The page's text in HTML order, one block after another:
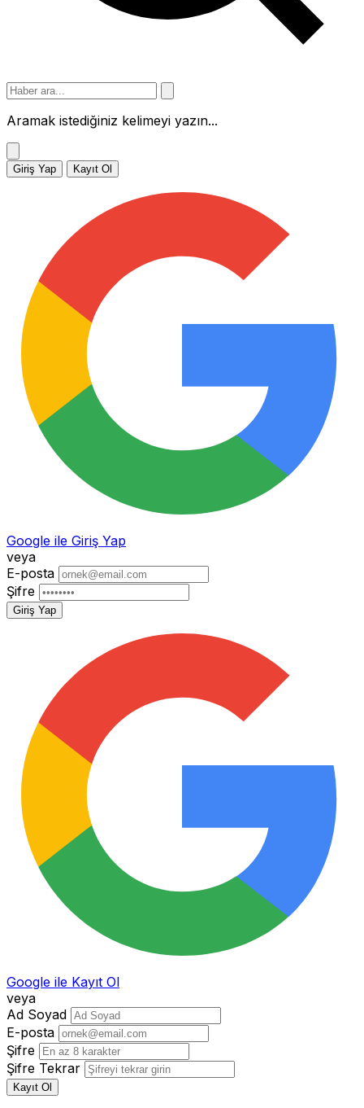
Aramak istediğiniz kelimeyi yazın...
Giriş Yap Kayıt Ol
Google ile Giriş Yap
veya
E-posta
Şifre
Giriş Yap
Google ile Kayıt Ol
veya
Ad Soyad
E-posta
Şifre
Şifre Tekrar
Kayıt Ol